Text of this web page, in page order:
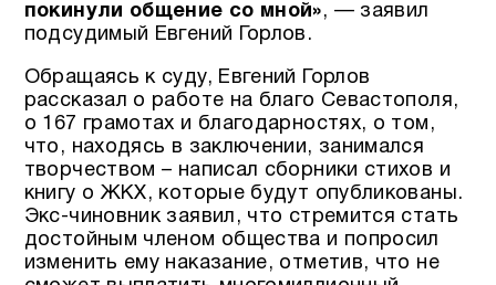
покинули общение со мной», — заявил
подсудимый Евгений Горлов.
Обращаясь к суду, Евгений Горлов
рассказал о работе на благо Севастополя,
о 167 грамотах и благодарностях, о том,
что, находясь в заключении, занимался
творчеством – написал сборники стихов и
книгу о ЖКХ, которые будут опубликованы.
Экс-чиновник заявил, что стремится стать
достойным членом общества и попросил
изменить ему наказание, отметив, что не